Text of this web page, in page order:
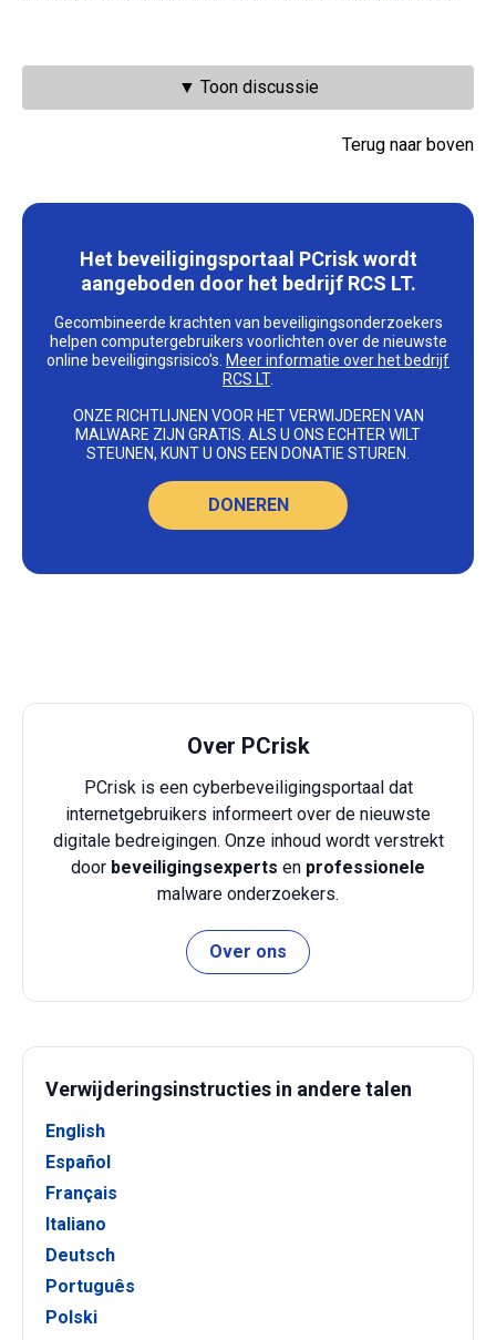
▼ Toon discussie
Terug naar boven
Het beveiligingsportaal PCrisk wordt
aangeboden door het bedrijf RCS LT.
Gecombineerde krachten van beveiligingsonderzoekers
helpen computergebruikers voorlichten over de nieuwste
online beveiligingsrisico's. Meer informatie over het bedrijf
RCS LT.
ONZE RICHTLIJNEN VOOR HET VERWIJDEREN VAN
MALWARE ZIJN GRATIS. ALS U ONS ECHTER WILT
STEUNEN, KUNT U ONS EEN DONATIE STUREN.
DONEREN
Over PCrisk
PCrisk is een cyberbeveiligingsportaal dat
internetgebruikers informeert over de nieuwste
digitale bedreigingen. Onze inhoud wordt verstrekt
door beveiligingsexperts en professionele
malware onderzoekers.
Over ons
Verwijderingsinstructies in andere talen
English
Español
Français
Italiano
Deutsch
Português
Polski